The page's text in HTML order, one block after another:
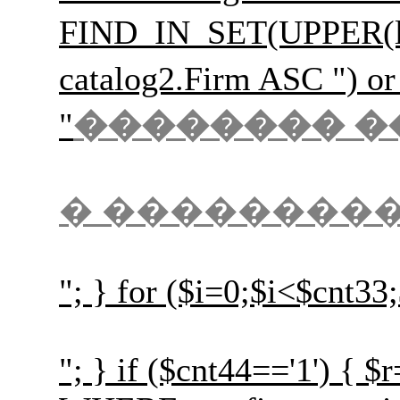
catalog2.Firm
"��������
�
"; } for
"; } if ($cnt44=='1') {